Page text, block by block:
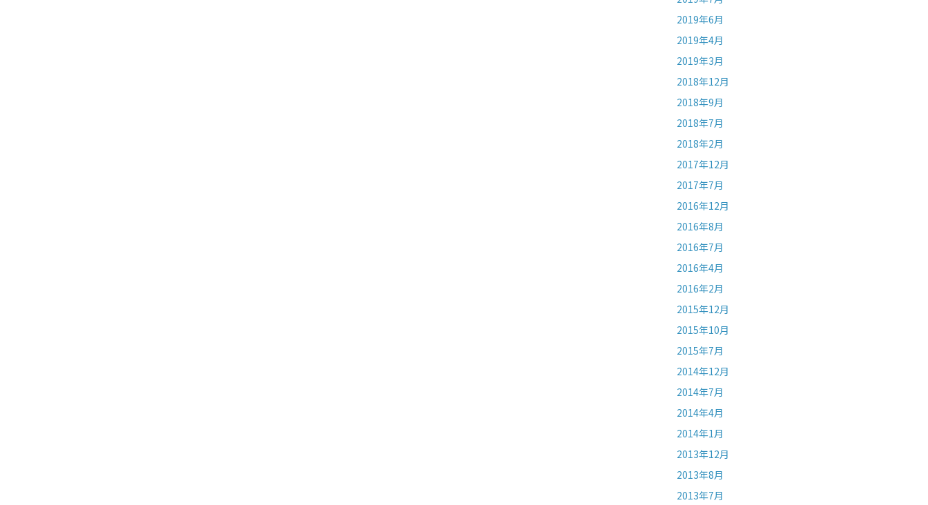
2019年6月
2019年4月
2019年3月
2018年12月
2018年9月
2018年7月
2018年2月
2017年12月
2017年7月
2016年12月
2016年8月
2016年7月
2016年4月
2016年2月
2015年12月
2015年10月
2015年7月
2014年12月
2014年7月
2014年4月
2014年1月
2013年12月
2013年8月
2013年7月